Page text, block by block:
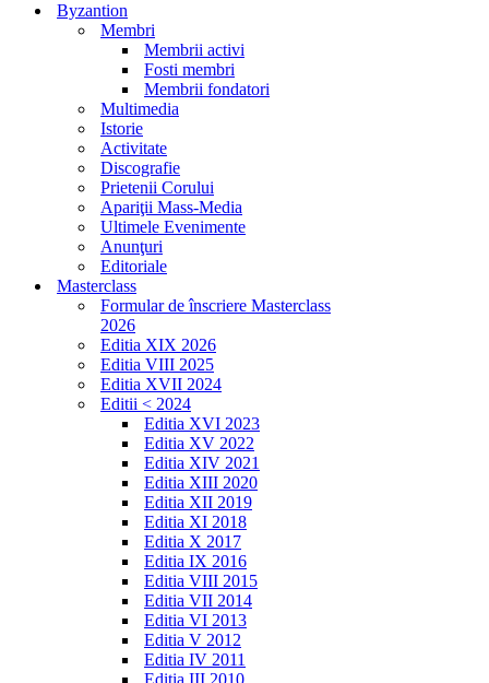
Byzantion
Membri
Membrii activi
Fosti membri
Membrii fondatori
Multimedia
Istorie
Activitate
Discografie
Prietenii Corului
Apariţii Mass-Media
Ultimele Evenimente
Anunţuri
Editoriale
Masterclass
Formular de înscriere Masterclass
2026
Editia XIX 2026
Editia VIII 2025
Editia XVII 2024
Editii < 2024
Editia XVI 2023
Editia XV 2022
Editia XIV 2021
Editia XIII 2020
Editia XII 2019
Editia XI 2018
Editia X 2017
Editia IX 2016
Editia VIII 2015
Editia VII 2014
Editia VI 2013
Editia V 2012
Editia IV 2011
Editia III 2010